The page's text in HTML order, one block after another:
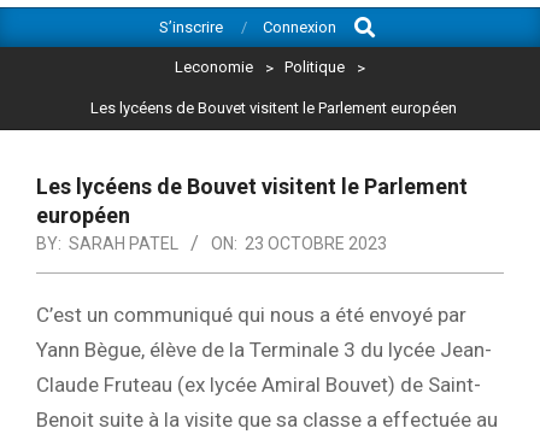
Navigation
S’inscrire Connexion
Search
Leconomie > Politique >
Les lycéens de Bouvet visitent le Parlement européen
Les lycéens de Bouvet visitent le Parlement
européen
BY: SARAH PATEL ON: 23 OCTOBRE 2023
C’est un communiqué qui nous a été envoyé par
Yann Bègue, élève de la Terminale 3 du lycée Jean-
Claude Fruteau (ex lycée Amiral Bouvet) de Saint-
Benoit suite à la visite que sa classe a effectuée au